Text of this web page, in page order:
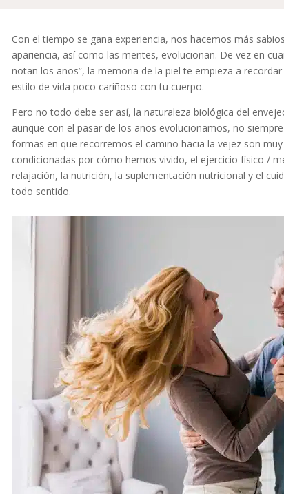
Con el tiempo se gana experiencia, nos hacemos más
apariencia, así como las mentes, evolucionan. De vez en
notan los años”, la memoria de la piel te empieza a
estilo de vida poco cariñoso con tu cuerpo.
Pero no todo debe ser así, la naturaleza biológica del
aunque con el pasar de los años evolucionamos, no
formas en que recorremos el camino hacia la vejez son
condicionadas por cómo hemos vivido, el ejercicio físico /
relajación, la nutrición, la suplementación nutricional y el
todo sentido.